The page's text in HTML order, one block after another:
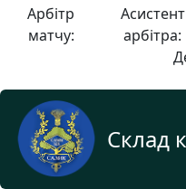
Арбітр
матчу:
Асистент
арбітра:
Склад